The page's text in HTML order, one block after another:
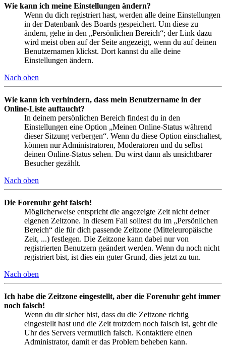
Wie kann ich meine Einstellungen ändern?
Wenn du dich registriert hast, werden alle deine Einstellungen
in der Datenbank des Boards gespeichert. Um diese zu
ändern, gehe in den „Persönlichen Bereich“; der Link dazu
wird meist oben auf der Seite angezeigt, wenn du auf deinen
Benutzernamen klickst. Dort kannst du alle deine
Einstellungen ändern.
Nach oben
Wie kann ich verhindern, dass mein Benutzername in der
Online-Liste auftaucht?
In deinem persönlichen Bereich findest du in den
Einstellungen eine Option „Meinen Online-Status während
dieser Sitzung verbergen“. Wenn du diese Option einschaltest,
können nur Administratoren, Moderatoren und du selbst
deinen Online-Status sehen. Du wirst dann als unsichtbarer
Besucher gezählt.
Nach oben
Die Forenuhr geht falsch!
Möglicherweise entspricht die angezeigte Zeit nicht deiner
eigenen Zeitzone. In diesem Fall solltest du im „Persönlichen
Bereich“ die für dich passende Zeitzone (Mitteleuropäische
Zeit, ...) festlegen. Die Zeitzone kann dabei nur von
registrierten Benutzern geändert werden. Wenn du noch nicht
registriert bist, ist dies ein guter Grund, dies jetzt zu tun.
Nach oben
Ich habe die Zeitzone eingestellt, aber die Forenuhr geht immer
noch falsch!
Wenn du dir sicher bist, dass du die Zeitzone richtig
eingestellt hast und die Zeit trotzdem noch falsch ist, geht die
Uhr des Servers vermutlich falsch. Kontaktiere einen
Administrator, damit er das Problem beheben kann.